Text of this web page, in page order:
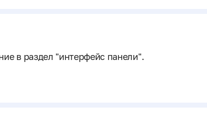
в раздел "интерфейс панели".